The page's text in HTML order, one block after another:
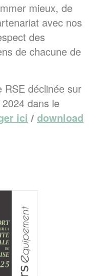
mieux, de
avec nos
des
de chacune de
RSE déclinée sur
dans le
ici / download